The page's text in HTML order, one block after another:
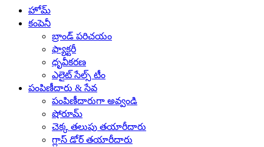
హోమ్
కంపెనీ
బ్రాండ్ పరిచయం
ఫ్యాక్టరీ
ధృవీకరణ
ఎలైట్ సేల్స్ టీం
పంపిణీదారు & సేవ
పంపిణీదారుగా అవ్వండి
షోరూమ్
చెక్క తలుపు తయారీదారు
గ్లాస్ డోర్ తయారీదారు